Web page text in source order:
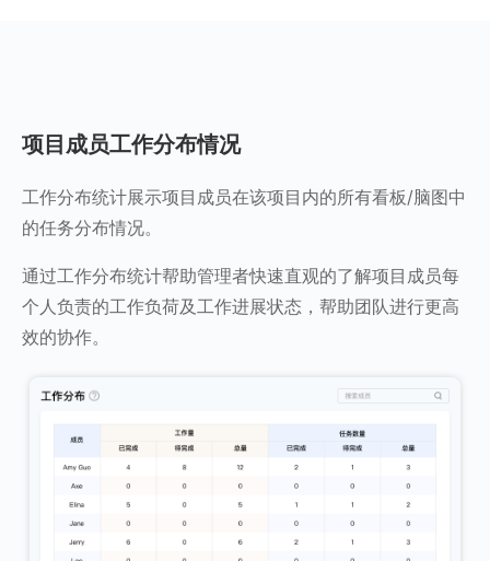
项目成员工作分布情况
工作分布统计展示项目成员在该项目内的所有看板/脑图中
的任务分布情况。
通过工作分布统计帮助管理者快速直观的了解项目成员每
个人负责的工作负荷及工作进展状态，帮助团队进行更高
效的协作。